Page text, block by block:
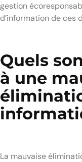
gestion
d’information de ces
Quels
à une
La mauvaise